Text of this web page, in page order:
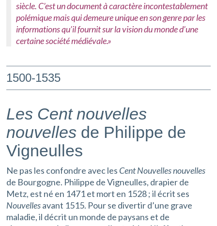
siècle. C’est un document à caractère incontestablement
polémique mais qui demeure unique en son genre par les
informations qu’il fournit sur la vision du monde d’une
certaine société médiévale.»
1500-1535
Les Cent nouvelles
nouvelles de Philippe de
Vigneulles
Ne pas les confondre avec les Cent Nouvelles nouvelles
de Bourgogne. Philippe de Vigneulles, drapier de
Metz, est né en 1471 et mort en 1528 ; il écrit ses
Nouvellesavant 1515. Pour se divertir d’une grave
maladie, il décrit un monde de paysans et de